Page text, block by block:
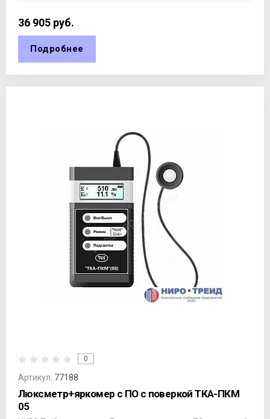
36 905 руб.
Подробнее
0
Артикул: 77188
Люксметр+яркомер с ПО с поверкой ТКА-ПКМ
05